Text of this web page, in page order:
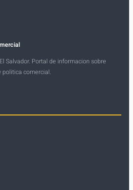
Salvador. Portal de informacion sobre
politica comercial.